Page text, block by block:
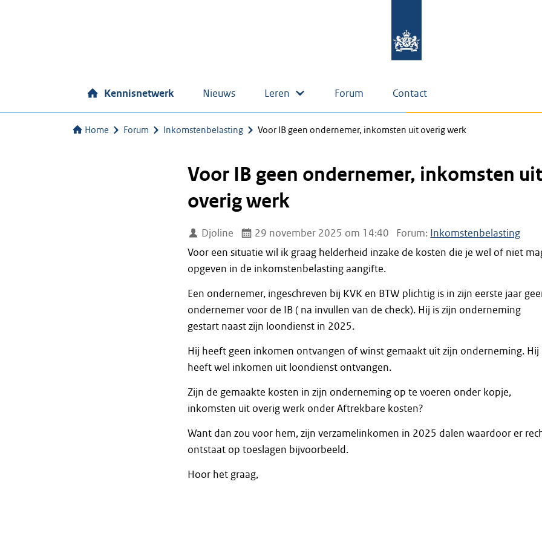
Kennisnetwerk Nieuws Leren Forum Contact
Home Forum Inkomstenbelasting Voor IB geen ondernemer, inkomsten uit overig werk
Voor IB geen ondernemer, inkomsten uit
overig werk
Djoline 29 november 2025 om 14:40 Forum: Inkomstenbelasting
Voor een situatie wil ik graag helderheid inzake de kosten die je wel of niet
opgeven in de inkomstenbelasting aangifte.
Een ondernemer, ingeschreven bij KVK en BTW plichtig is in zijn eerste jaar
ondernemer voor de IB ( na invullen van de check). Hij is zijn onderneming
gestart naast zijn loondienst in 2025.
Hij heeft geen inkomen ontvangen of winst gemaakt uit zijn onderneming. Hij
heeft wel inkomen uit loondienst ontvangen.
Zijn de gemaakte kosten in zijn onderneming op te voeren onder kopje,
inkomsten uit overig werk onder Aftrekbare kosten?
Want dan zou voor hem, zijn verzamelinkomen in 2025 dalen waardoor er
ontstaat op toeslagen bijvoorbeeld.
Hoor het graag,